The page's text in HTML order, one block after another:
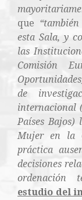
que
esta Sala, y
las
Comisión
de
internacional
Países Bajos)
Mujer en la
práctica
decisiones
ordenación
estudio del